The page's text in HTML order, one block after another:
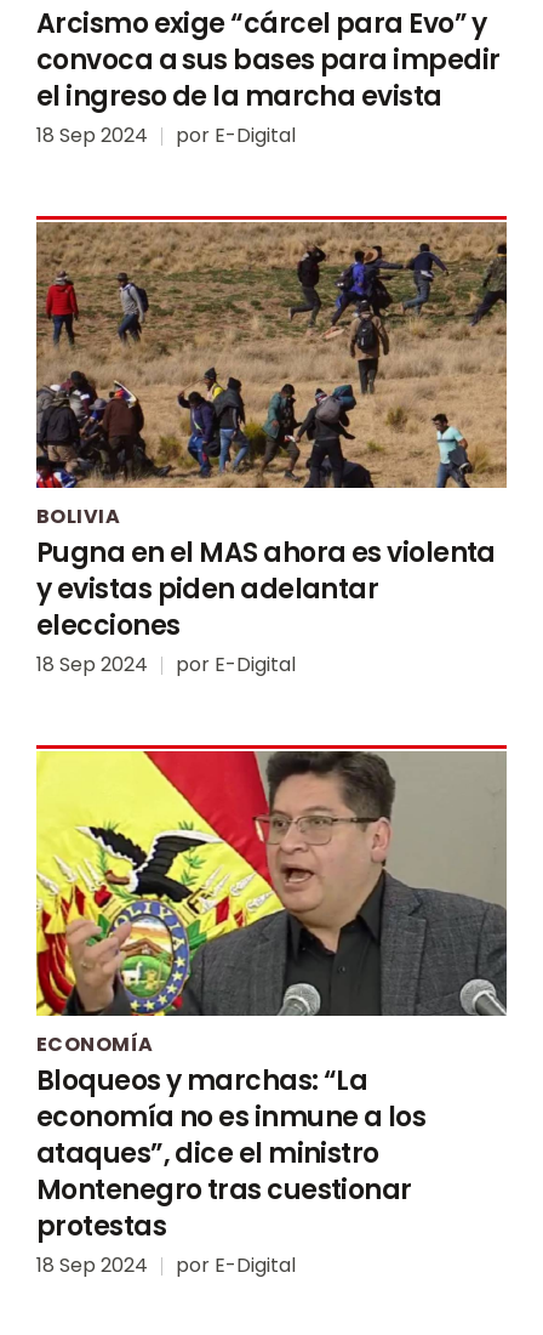
Arcismo exige “cárcel para Evo” y
convoca a sus bases para impedir
el ingreso de la marcha evista
18 Sep 2024 por E-Digital
BOLIVIA
Pugna en el MAS ahora es violenta
y evistas piden adelantar
elecciones
18 Sep 2024 por E-Digital
ECONOMÍA
Bloqueos y marchas: “La
economía no es inmune a los
ataques”, dice el ministro
Montenegro tras cuestionar
protestas
18 Sep 2024 por E-Digital